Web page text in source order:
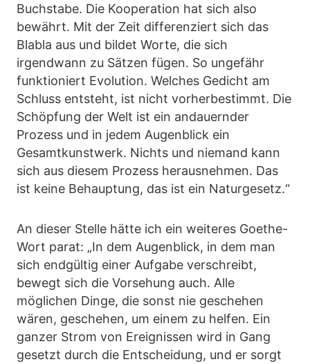
Buchstabe. Die Kooperation hat sich also
bewährt. Mit der Zeit differenziert sich das
Blabla aus und bildet Worte, die sich
irgendwann zu Sätzen fügen. So ungefähr
funktioniert Evolution. Welches Gedicht am
Schluss entsteht, ist nicht vorherbestimmt. Die
Schöpfung der Welt ist ein andauernder
Prozess und in jedem Augenblick ein
Gesamtkunstwerk. Nichts und niemand kann
sich aus diesem Prozess herausnehmen. Das
ist keine Behauptung, das ist ein Naturgesetz.“
An dieser Stelle hätte ich ein weiteres Goethe-
Wort parat: „In dem Augenblick, in dem man
sich endgültig einer Aufgabe verschreibt,
bewegt sich die Vorsehung auch. Alle
möglichen Dinge, die sonst nie geschehen
wären, geschehen, um einem zu helfen. Ein
ganzer Strom von Ereignissen wird in Gang
gesetzt durch die Entscheidung, und er sorgt